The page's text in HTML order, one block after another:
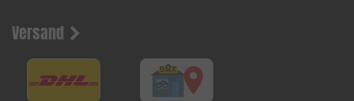
Versand